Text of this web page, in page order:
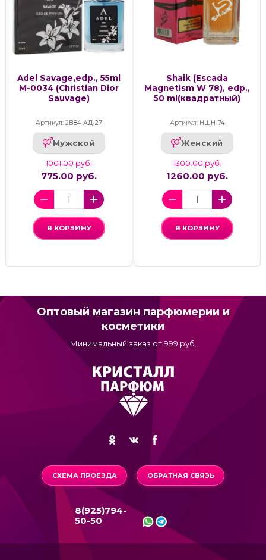
Adel Savage,edp., 55ml
M-0034 (Christian Dior
Sauvage)
Артикул: 2В84-АД-27
Мужской
1001.00 руб.
775.00 руб.
В КОРЗИНУ
Shaik (Escada
Magnetism W 78), edp.,
50 ml(квадратный)
Артикул: НШН-74
Женский
1300.00 руб.
1260.00 руб.
В КОРЗИНУ
Оптовый магазин парфюмерии и
косметики
Минимальный заказ от 999 руб.
СХЕМА ПРОЕЗДА ОБРАТНАЯ СВЯЗЬ
8(925)794-
50-50